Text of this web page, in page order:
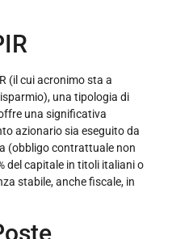
(il cui acronimo sta a
una tipologia di
una significativa
azionario sia eseguito da
(obbligo contrattuale non
del capitale in titoli italiani o
stabile, anche fiscale, in